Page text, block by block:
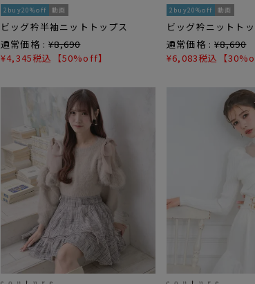
2buy20%off 動画
ビッグ衿半袖ニットトップス
通常価格 : ¥8,690
¥4,345税込 【50%off】
2buy20%off 動画
ビッグ衿ニットト
通常価格 : ¥8,690
¥6,083税込 【